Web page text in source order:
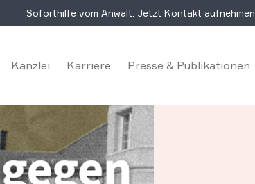
Soforthilfe vom Anwalt: Jetzt Kontakt aufnehmen
Kanzlei Karriere Presse & Publikationen